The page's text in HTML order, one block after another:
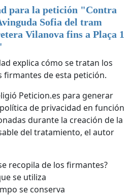
para la petición "Contra
Sofia del tram
Vilanova fins a Plaça 1
explica cómo se tratan los
firmantes de esta petición.
Peticion.es para generar
de privacidad en función
durante la creación de la
del tratamiento, el autor
recopila de los firmantes?
se utiliza
se conserva